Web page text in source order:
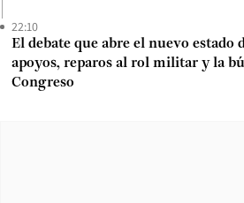
22:10
El debate que abre el nuevo estado
apoyos, reparos al rol militar y la
Congreso